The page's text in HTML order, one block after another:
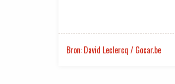
Bron: David Leclercq / Gocar.be